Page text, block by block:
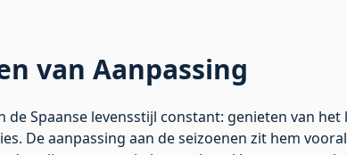
van Aanpassing
Spaanse levensstijl constant: genieten van het
De aanpassing aan de seizoenen zit hem